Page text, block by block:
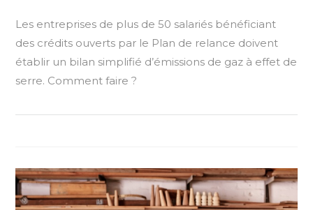
Les entreprises de plus de 50 salariés bénéficiant
des crédits ouverts par le Plan de relance doivent
établir un bilan simplifié d’émissions de gaz à effet de
serre. Comment faire ?